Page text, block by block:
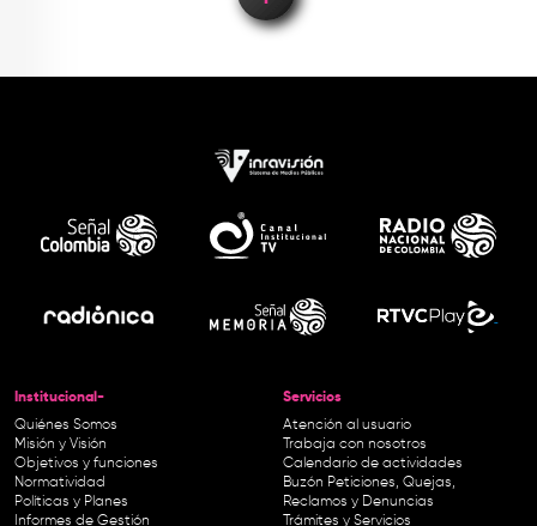
Institucional-
Quiénes Somos
Misión y Visión
Objetivos y funciones
Normatividad
Políticas y Planes
Informes de Gestión
Servicios
Atención al usuario
Trabaja con nosotros
Calendario de actividades
Buzón Peticiones, Quejas,
Reclamos y Denuncias
Trámites y Servicios